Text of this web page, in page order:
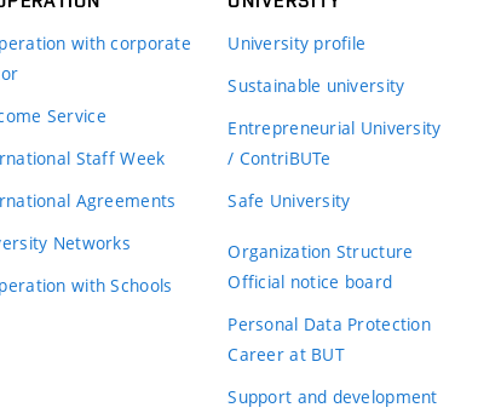
with corporate
Service
Staff Week
Agreements
Networks
with Schools
University profile
Sustainable university
Entrepreneurial University
/ ContriBUTe
Safe University
Organization Structure
Official notice board
Personal Data Protection
Career at BUT
Support and development